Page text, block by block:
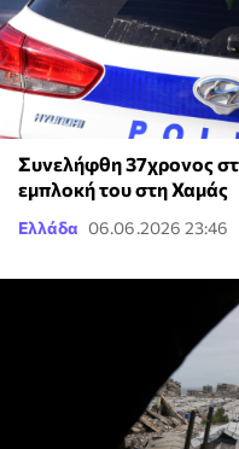
Συνελήφθη 37χρονος
εμπλοκή του στη Χαμάς
Ελλάδα 06.06.2026 23:46